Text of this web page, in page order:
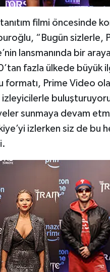
filmi öncesinde
“Bugün sizlerle,
lansmanında bir
fazla ülkede büyük
formatı, Prime Video
sunmaya devam
izlerken siz de bu